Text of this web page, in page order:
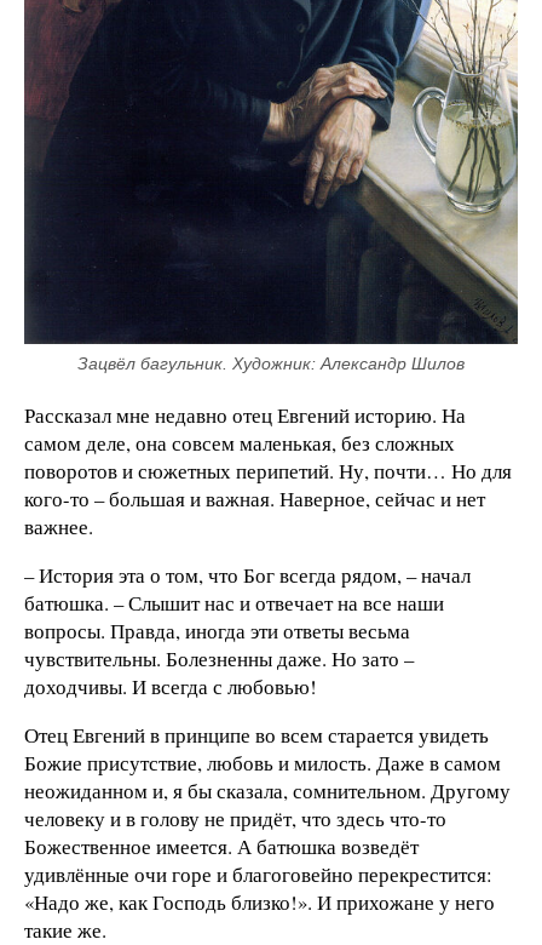
Зацвёл багульник. Художник: Александр Шилов
Рассказал мне недавно отец Евгений историю. На
самом деле, она совсем маленькая, без сложных
поворотов и сюжетных перипетий. Ну, почти… Но для
кого-то – большая и важная. Наверное, сейчас и нет
важнее.
– История эта о том, что Бог всегда рядом, – начал
батюшка. – Слышит нас и отвечает на все наши
вопросы. Правда, иногда эти ответы весьма
чувствительны. Болезненны даже. Но зато –
доходчивы. И всегда с любовью!
Отец Евгений в принципе во всем старается увидеть
Божие присутствие, любовь и милость. Даже в самом
неожиданном и, я бы сказала, сомнительном. Другому
человеку и в голову не придёт, что здесь что-то
Божественное имеется. А батюшка возведёт
удивлённые очи горе и благоговейно перекрестится:
«Надо же, как Господь близко!». И прихожане у него
такие же.